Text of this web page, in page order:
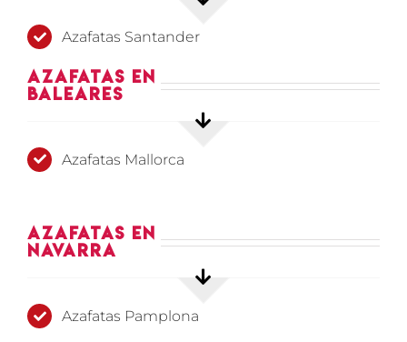
Azafatas Santander
Azafatas en
Baleares
Azafatas Mallorca
Azafatas en
Navarra
Azafatas Pamplona